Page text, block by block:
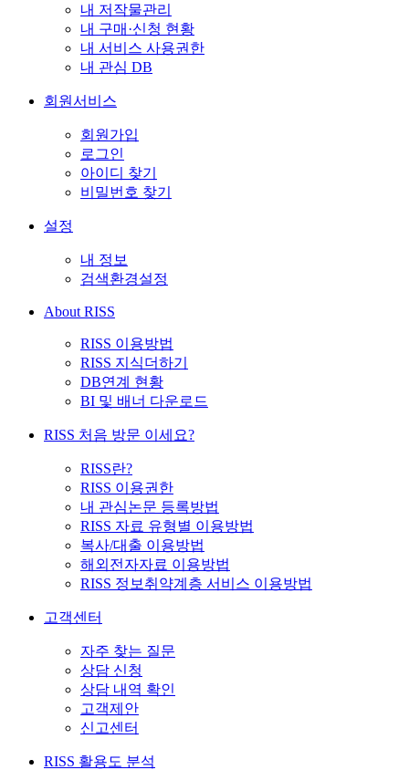
내 저작물관리
내 구매·신청 현황
내 서비스 사용권한
내 관심 DB
회원서비스
회원가입
로그인
아이디 찾기
비밀번호 찾기
설정
내 정보
검색환경설정
About RISS
RISS 이용방법
RISS 지식더하기
DB연계 현황
BI 및 배너 다운로드
RISS 처음 방문 이세요?
RISS란?
RISS 이용권한
내 관심논문 등록방법
RISS 자료 유형별 이용방법
복사/대출 이용방법
해외전자자료 이용방법
RISS 정보취약계층 서비스 이용방법
고객센터
자주 찾는 질문
상담 신청
상담 내역 확인
고객제안
신고센터
RISS 활용도 분석